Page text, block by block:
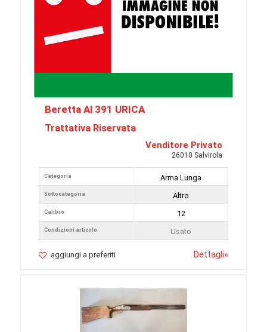
Beretta Al 391 URICA
Trattativa Riservata
Venditore Privato
26010 Salvirola
Categoria
Sottocategoria
Calibro
Condizioni articolo
Arma Lunga
Altro
12
Usato
aggiungi a preferiti Dettagli»